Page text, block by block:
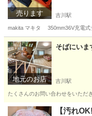
売ります 吉川駅
makita マキタ 350mm36V充電式
埼玉 吉川市 吉川駅
地元のお店
そばにいま
吉川駅
たくさんのお問い合わせをいただ
埼玉 吉川市 吉川駅
【汚れ